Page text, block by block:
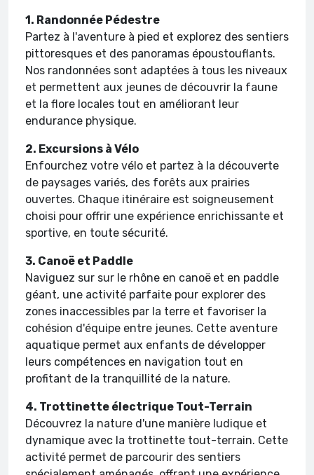
1. Randonnée Pédestre
Partez à l'aventure à pied et explorez des sentiers
pittoresques et des panoramas époustouflants.
Nos randonnées sont adaptées à tous les niveaux
et permettent aux jeunes de découvrir la faune
et la flore locales tout en améliorant leur
endurance physique.
2. Excursions à Vélo
Enfourchez votre vélo et partez à la découverte
de paysages variés, des forêts aux prairies
ouvertes. Chaque itinéraire est soigneusement
choisi pour offrir une expérience enrichissante et
sportive, en toute sécurité.
3. Canoë et Paddle
Naviguez sur sur le rhône en canoë et en paddle
géant, une activité parfaite pour explorer des
zones inaccessibles par la terre et favoriser la
cohésion d'équipe entre jeunes. Cette aventure
aquatique permet aux enfants de développer
leurs compétences en navigation tout en
profitant de la tranquillité de la nature.
4. Trottinette électrique Tout-Terrain
Découvrez la nature d'une manière ludique et
dynamique avec la trottinette tout-terrain. Cette
activité permet de parcourir des sentiers